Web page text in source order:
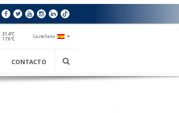
31.4ºC
17.6ºC
Castellano
CONTACTO